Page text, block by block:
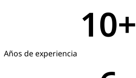
10+
Años de experiencia